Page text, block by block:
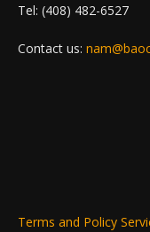
Tel: (408) 482-6527
Contact us:
Terms and Policy